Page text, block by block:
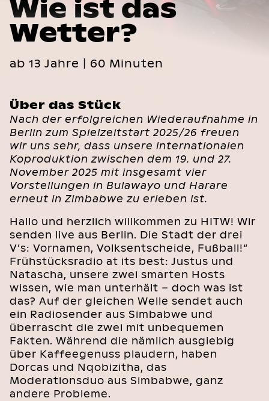
Wie ist das
Wetter?
ab 13 Jahre | 60 Minuten
Über das Stück
Nach der erfolgreichen Wiederaufnahme in
Berlin zum Spielzeitstart 2025/26 freuen
wir uns sehr, dass unsere internationalen
Koproduktion zwischen dem 19. und 27.
November 2025 mit insgesamt vier
Vorstellungen in Bulawayo und Harare
erneut in Zimbabwe zu erleben ist.
Hallo und herzlich willkommen zu HITW! Wir
senden live aus Berlin. Die Stadt der drei
V’s: Vornamen, Volksentscheide, Fußball!“
Frühstücksradio at its best: Justus und
Natascha, unsere zwei smarten Hosts
wissen, wie man unterhält – doch was ist
das? Auf der gleichen Welle sendet auch
ein Radiosender aus Simbabwe und
überrascht die zwei mit unbequemen
Fakten. Während die nämlich ausgiebig
über Kaffeegenuss plaudern, haben
Dorcas und Nqobizitha, das
Moderationsduo aus Simbabwe, ganz
andere Probleme.